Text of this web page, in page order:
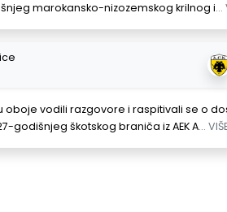
marokansko-nizozemskog krilnog i...
oboje vodili razgovore i raspitivali se o
godišnjeg škotskog braniča iz AEK A...